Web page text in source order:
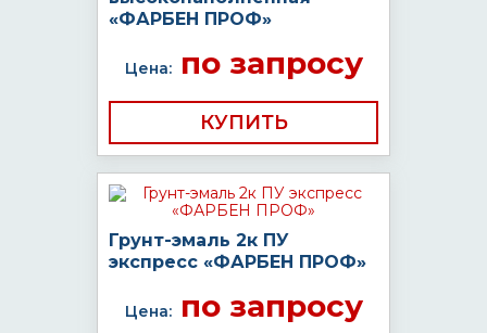
«ФАРБЕН ПРОФ»
Цена:по запросу
КУПИТЬ
Грунт-эмаль 2к ПУ
экспресс «ФАРБЕН ПРОФ»
Цена:по запросу